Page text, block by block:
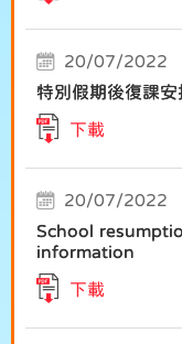
20/07/2022
特別假期後復課
下載
20/07/2022
School
information
下載